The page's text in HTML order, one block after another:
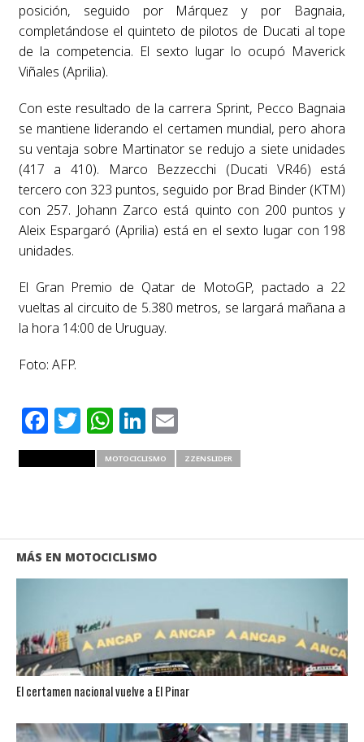
posición, seguido por Márquez y por Bagnaia,
completándose el quinteto de pilotos de Ducati al tope
de la competencia. El sexto lugar lo ocupó Maverick
Viñales (Aprilia).
Con este resultado de la carrera Sprint, Pecco Bagnaia
se mantiene liderando el certamen mundial, pero ahora
su ventaja sobre Martinator se redujo a siete unidades
(417 a 410). Marco Bezzecchi (Ducati VR46) está
tercero con 323 puntos, seguido por Brad Binder (KTM)
con 257. Johann Zarco está quinto con 200 puntos y
Aleix Espargaró (Aprilia) está en el sexto lugar con 198
unidades.
El Gran Premio de Qatar de MotoGP, pactado a 22
vueltas al circuito de 5.380 metros, se largará mañana a
la hora 14:00 de Uruguay.
Foto: AFP.
Facebook
Twitter
WhatsApp
LinkedIn
Email
MOTOCICLISMO ZZENSLIDER
MÁS EN MOTOCICLISMO
El certamen nacional vuelve a El Pinar